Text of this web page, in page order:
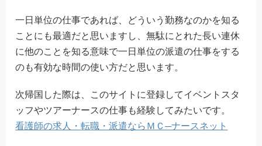
一日単位の仕事であれば、どういう勤務なのかを知る
ことにも最適だと思いますし、無駄にとれた長い連休
に他のことを知る意味で一日単位の派遣の仕事をする
のも有効な時間の使い方だと思います。
次帰国した際は、このサイトに登録してイベントスタ
ッフやツアーナースの仕事も経験してみたいです。
看護師の求人・転職・派遣ならＭＣ─ナースネット